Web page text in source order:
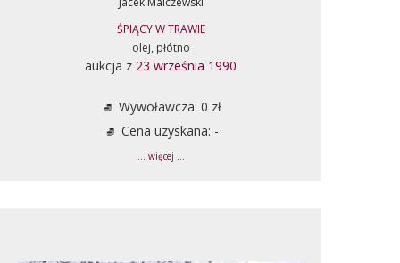
ŚPIĄCY W TRAWIE
olej, płótno
aukcja z 23 września 1990
Wywoławcza: 0 zł
Cena uzyskana: -
... więcej ...